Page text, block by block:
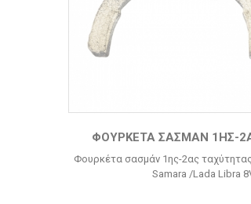
ΦΟΥΡΚΈΤΑ ΣΑΣΜΆΝ 1ΗΣ-
Φουρκέτα σασμάν 1ης-2ας
Samara /Lada Libra